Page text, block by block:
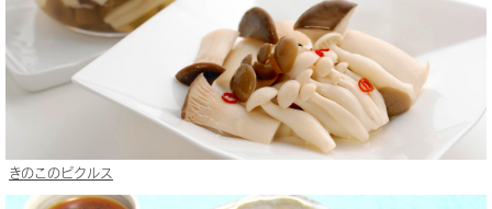
きのこのピクルス